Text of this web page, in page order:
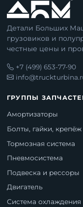
Детали Больших
грузовиков и
честные цены и
+7 (499) 653-77-90
ГРУППЫ
Амортизаторы
Болты, гайки, крепёж
Тормозная система
Пневмосистема
Подвеска и рессоры
Двигатель
Система охлаждения